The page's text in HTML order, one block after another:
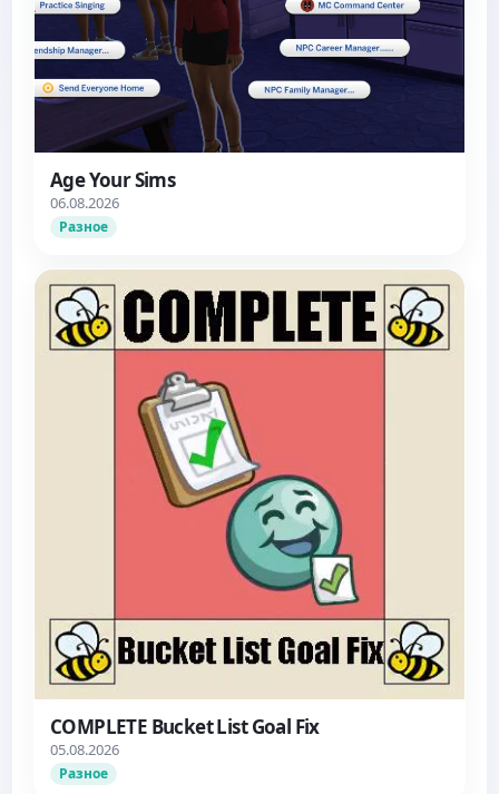
Age Your Sims
06.08.2026
Разное
COMPLETE Bucket List Goal Fix
05.08.2026
Разное